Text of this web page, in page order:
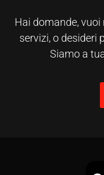
Hai domande,
servizi, o desideri
Siamo a